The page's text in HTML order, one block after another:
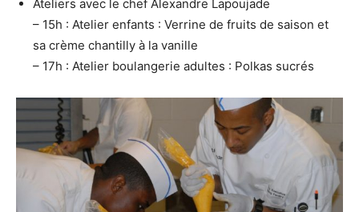
Ateliers avec le chef Alexandre Lapoujade
– 15h : Atelier enfants : Verrine de fruits de saison et
sa crème chantilly à la vanille
– 17h : Atelier boulangerie adultes : Polkas sucrés